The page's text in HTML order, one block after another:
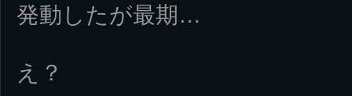
発動したが最期…
え？